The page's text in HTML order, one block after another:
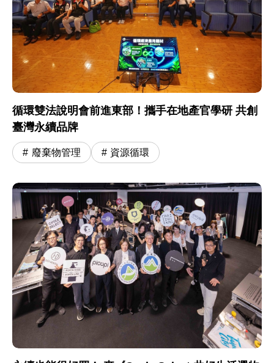
循環雙法說明會前進東部！攜手在地產官學研 共創
臺灣永續品牌
廢棄物管理 資源循環